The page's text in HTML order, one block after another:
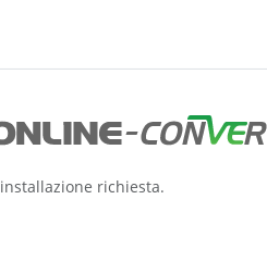
richiesta.